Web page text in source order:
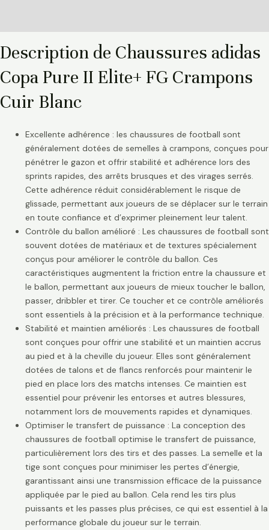
Description de Chaussures adidas
Copa Pure II Elite+ FG Crampons
Cuir Blanc
Excellente adhérence : les chaussures de football sont
généralement dotées de semelles à crampons, conçues pour
pénétrer le gazon et offrir stabilité et adhérence lors des
sprints rapides, des arrêts brusques et des virages serrés.
Cette adhérence réduit considérablement le risque de
glissade, permettant aux joueurs de se déplacer sur le terrain
en toute confiance et d’exprimer pleinement leur talent.
Contrôle du ballon amélioré : Les chaussures de football sont
souvent dotées de matériaux et de textures spécialement
conçus pour améliorer le contrôle du ballon. Ces
caractéristiques augmentent la friction entre la chaussure et
le ballon, permettant aux joueurs de mieux toucher le ballon,
passer, dribbler et tirer. Ce toucher et ce contrôle améliorés
sont essentiels à la précision et à la performance technique.
Stabilité et maintien améliorés : Les chaussures de football
sont conçues pour offrir une stabilité et un maintien accrus
au pied et à la cheville du joueur. Elles sont généralement
dotées de talons et de flancs renforcés pour maintenir le
pied en place lors des matchs intenses. Ce maintien est
essentiel pour prévenir les entorses et autres blessures,
notamment lors de mouvements rapides et dynamiques.
Optimiser le transfert de puissance : La conception des
chaussures de football optimise le transfert de puissance,
particulièrement lors des tirs et des passes. La semelle et la
tige sont conçues pour minimiser les pertes d’énergie,
garantissant ainsi une transmission efficace de la puissance
appliquée par le pied au ballon. Cela rend les tirs plus
puissants et les passes plus précises, ce qui est essentiel à la
performance globale du joueur sur le terrain.